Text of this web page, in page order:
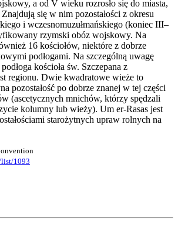
a od V wieku rozrosło się do miasta,
się w nim pozostałości z okresu
i wczesnomuzułmańskiego (koniec III–
rzymski obóz wojskowy. Na
16 kościołów, niektóre z dobrze
podłogami. Na szczególną uwagę
kościoła św. Szczepana z
regionu. Dwie kwadratowe wieże to
pozostałość po dobrze znanej w tej części
(ascetycznych mnichów, którzy spędzali
kolumny lub wieży). Um er-Rasas jest
starożytnych upraw rolnych na
list/1093